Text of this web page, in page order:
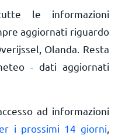
le informazioni
aggiornati riguardo
Olanda. Resta
- dati aggiornati
ad informazioni
i prossimi 14 giorni